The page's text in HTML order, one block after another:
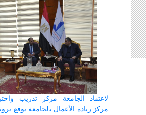
لاعتماد الجامعة مركز تدريب
مركز ريادة الأعمال بالجامعة يوقع